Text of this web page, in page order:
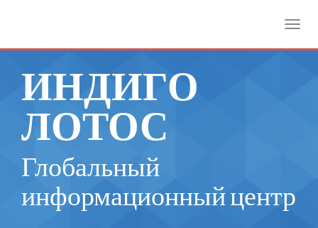
ИНДИГО
ЛОТОС
Глобальный
информационный центр